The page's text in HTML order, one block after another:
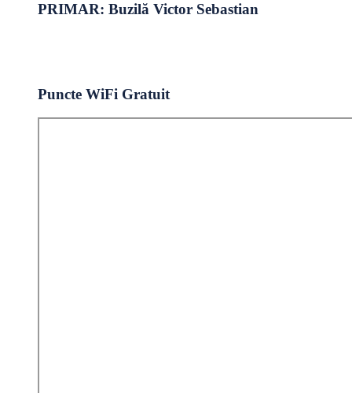
PRIMAR: Buzilă Victor Sebastian
Puncte WiFi Gratuit